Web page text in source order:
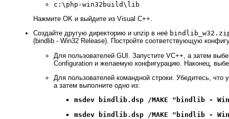
c:\php-win32build\lib
Нажмите OK и выйдите из Visual C++.
Создайте другую директорию и unzip в неё
(bindlib - Win32 Release). Постройте соответствующую
Для пользователей GUI. Запустите VC++, а затем
Configuration и желаемую конфигурацию. Наконец,
Для пользователей командной строки. Убедитесь, что
а затем выполните одно из:
msdev bindlib.dsp /MAKE "bindlib -
msdev bindlib.dsp /MAKE "bindlib -